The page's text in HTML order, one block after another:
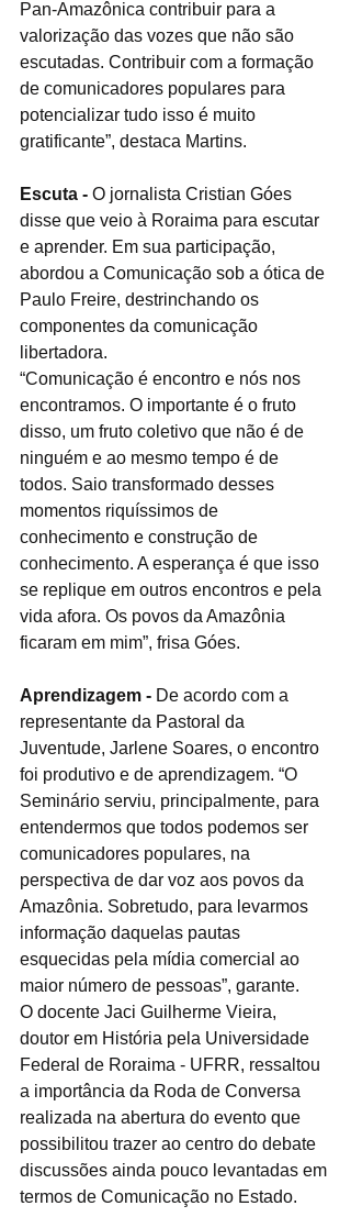
Pan-Amazônica contribuir para a
valorização das vozes que não são
escutadas. Contribuir com a formação
de comunicadores populares para
potencializar tudo isso é muito
gratificante”, destaca Martins.
Escuta - O jornalista Cristian Góes
disse que veio à Roraima para escutar
e aprender. Em sua participação,
abordou a Comunicação sob a ótica de
Paulo Freire, destrinchando os
componentes da comunicação
libertadora.
“Comunicação é encontro e nós nos
encontramos. O importante é o fruto
disso, um fruto coletivo que não é de
ninguém e ao mesmo tempo é de
todos. Saio transformado desses
momentos riquíssimos de
conhecimento e construção de
conhecimento. A esperança é que isso
se replique em outros encontros e pela
vida afora. Os povos da Amazônia
ficaram em mim”, frisa Góes.
Aprendizagem - De acordo com a
representante da Pastoral da
Juventude, Jarlene Soares, o encontro
foi produtivo e de aprendizagem. “O
Seminário serviu, principalmente, para
entendermos que todos podemos ser
comunicadores populares, na
perspectiva de dar voz aos povos da
Amazônia. Sobretudo, para levarmos
informação daquelas pautas
esquecidas pela mídia comercial ao
maior número de pessoas”, garante.
O docente Jaci Guilherme Vieira,
doutor em História pela Universidade
Federal de Roraima - UFRR, ressaltou
a importância da Roda de Conversa
realizada na abertura do evento que
possibilitou trazer ao centro do debate
discussões ainda pouco levantadas em
termos de Comunicação no Estado.